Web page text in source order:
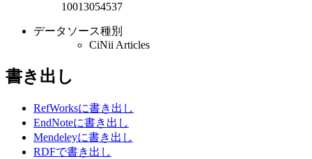
10013054537
データソース種別
CiNii Articles
書き出し
RefWorksに書き出し
EndNoteに書き出し
Mendeleyに書き出し
RDFで書き出し